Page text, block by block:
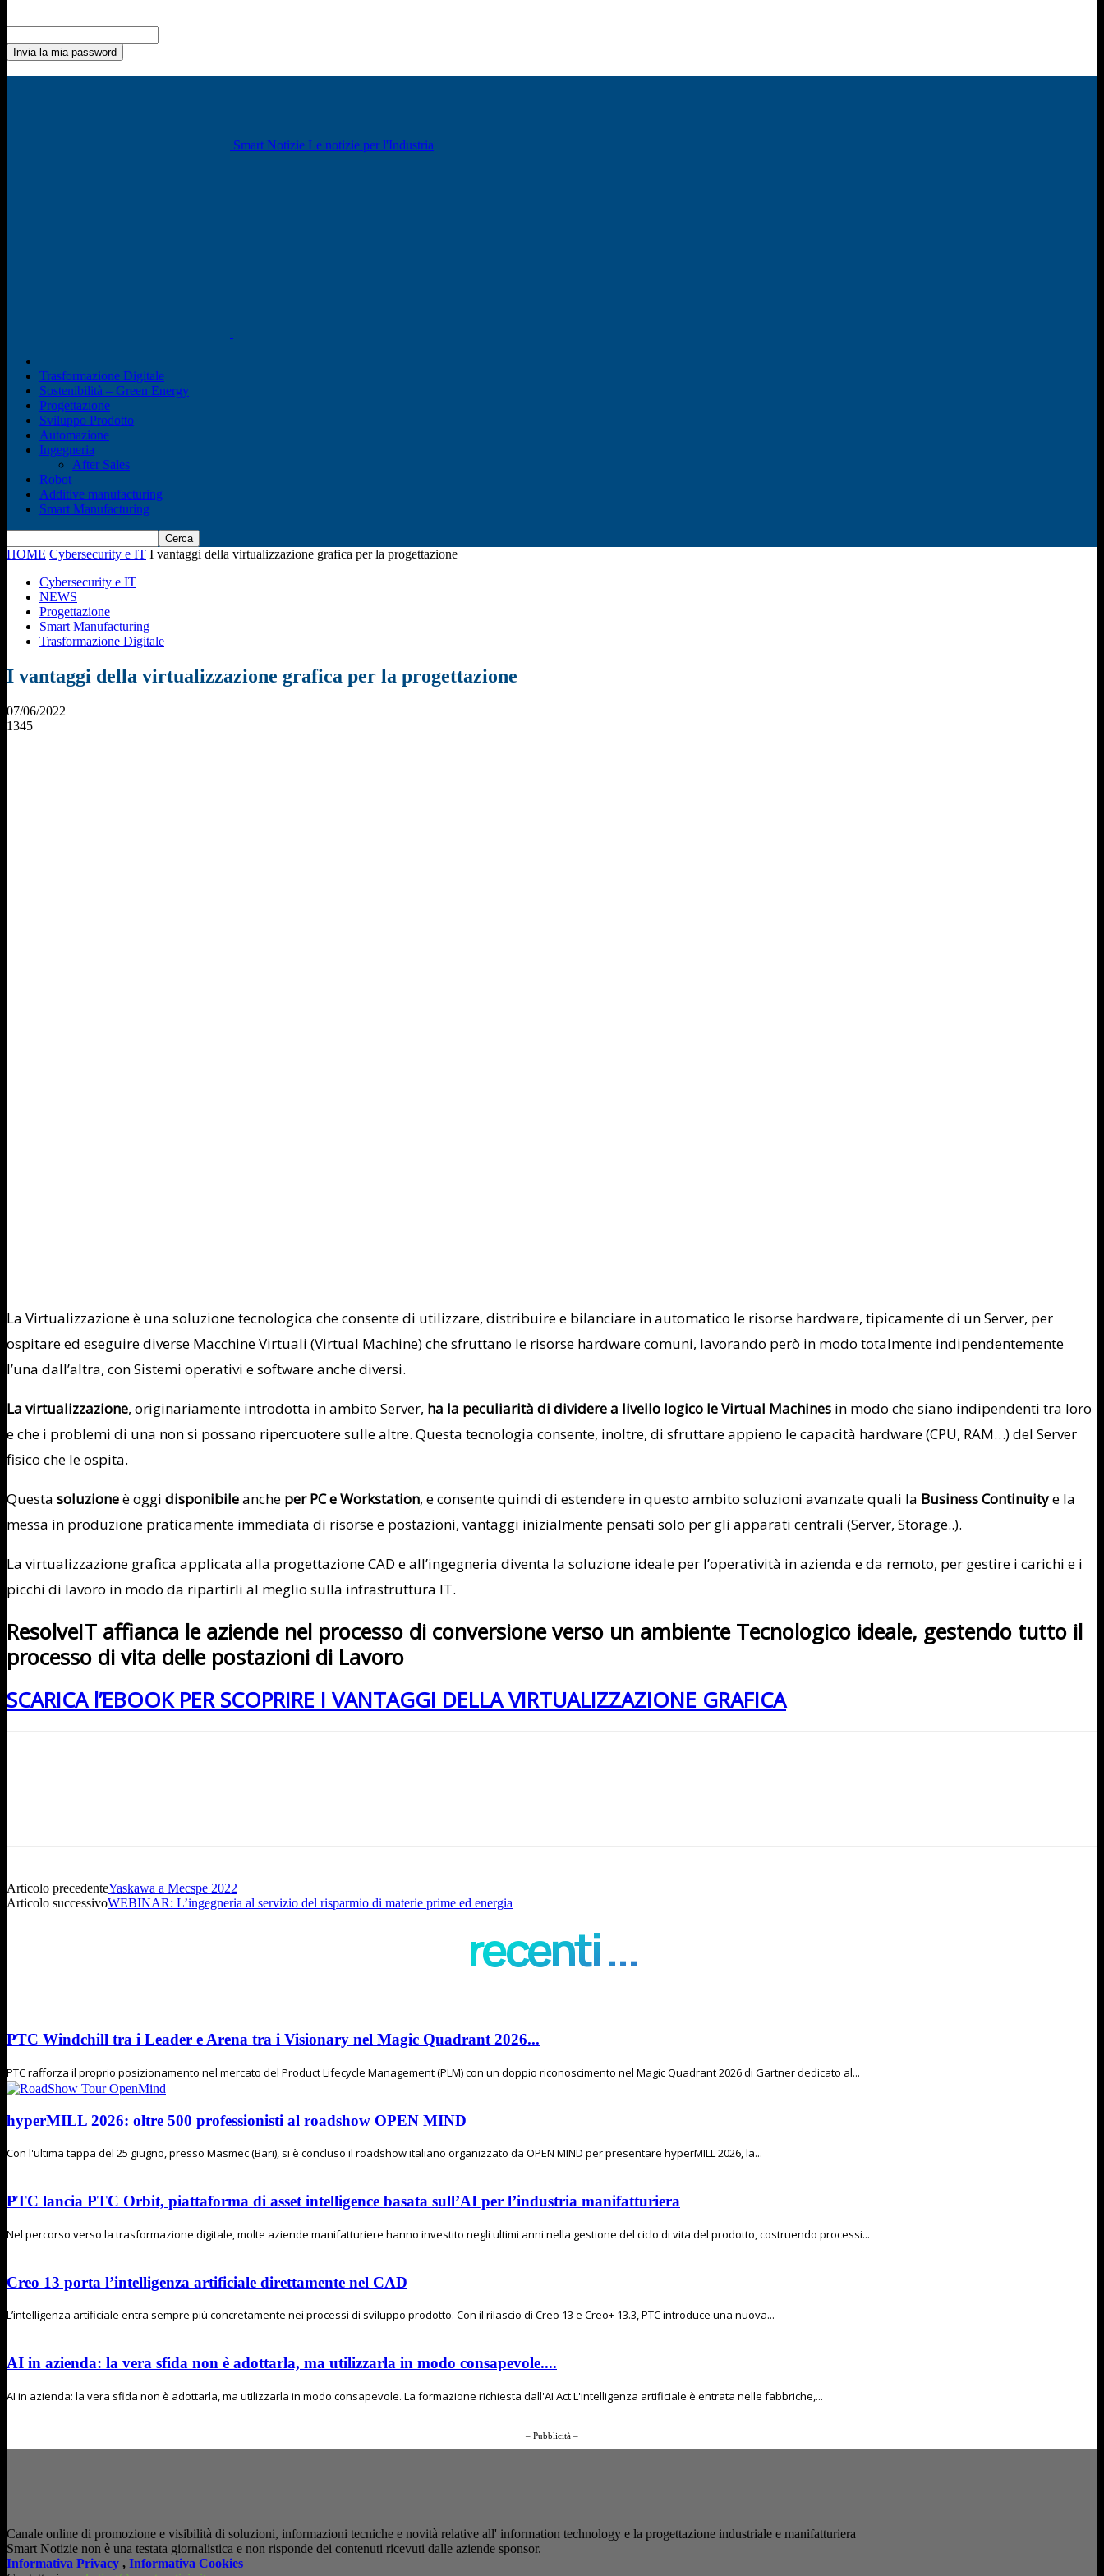
Smart Notizie Le notizie per l'Industria
Trasformazione Digitale
Sostenibilità – Green Energy
Progettazione
Sviluppo Prodotto
Automazione
Ingegneria
After Sales
Robot
Additive manufacturing
Smart Manufacturing
HOME Cybersecurity e IT I vantaggi della virtualizzazione grafica per la progettazione
Cybersecurity e IT
NEWS
Progettazione
Smart Manufacturing
Trasformazione Digitale
I vantaggi della virtualizzazione grafica per la progettazione
07/06/2022
1345
La Virtualizzazione è una soluzione tecnologica che consente di utilizzare, distribuire e bilanciare in automatico le risorse hardware, tipicamente di un Server, per
ospitare ed eseguire diverse Macchine Virtuali (Virtual Machine) che sfruttano le risorse hardware comuni, lavorando però in modo totalmente indipendentemente
l’una dall’altra, con Sistemi operativi e software anche diversi.
La virtualizzazione, originariamente introdotta in ambito Server, ha la peculiarità di dividere a livello logico le Virtual Machines in modo che siano indipendenti tra loro
e che i problemi di una non si possano ripercuotere sulle altre. Questa tecnologia consente, inoltre, di sfruttare appieno le capacità hardware (CPU, RAM…) del Server
fisico che le ospita.
Questa soluzioneè oggi disponibileanche per PC e Workstation, e consente quindi di estendere in questo ambito soluzioni avanzate quali la Business Continuitye la
messa in produzione praticamente immediata di risorse e postazioni, vantaggi inizialmente pensati solo per gli apparati centrali (Server, Storage..).
La virtualizzazione grafica applicata alla progettazione CAD e all’ingegneria diventa la soluzione ideale per l’operatività in azienda e da remoto, per gestire i carichi e i
picchi di lavoro in modo da ripartirli al meglio sulla infrastruttura IT.
ResolveIT affianca le aziende nel processo di conversione verso un ambiente Tecnologico ideale, gestendo tutto il
processo di vita delle postazioni di Lavoro
SCARICA l’EBOOK PER SCOPRIRE I VANTAGGI DELLA VIRTUALIZZAZIONE GRAFICA
Articolo precedenteYaskawa a Mecspe 2022
Articolo successivoWEBINAR: L’ingegneria al servizio del risparmio di materie prime ed energia
recenti ...
PTC Windchill tra i Leader e Arena tra i Visionary nel Magic Quadrant 2026...
PTC rafforza il proprio posizionamento nel mercato del Product Lifecycle Management (PLM) con un doppio riconoscimento nel Magic Quadrant 2026 di Gartner dedicato al...
hyperMILL 2026: oltre 500 professionisti al roadshow OPEN MIND
Con l'ultima tappa del 25 giugno, presso Masmec (Bari), si è concluso il roadshow italiano organizzato da OPEN MIND per presentare hyperMILL 2026, la...
PTC lancia PTC Orbit, piattaforma di asset intelligence basata sull’AI per l’industria manifatturiera
Nel percorso verso la trasformazione digitale, molte aziende manifatturiere hanno investito negli ultimi anni nella gestione del ciclo di vita del prodotto, costruendo processi...
Creo 13 porta l’intelligenza artificiale direttamente nel CAD
L’intelligenza artificiale entra sempre più concretamente nei processi di sviluppo prodotto. Con il rilascio di Creo 13 e Creo+ 13.3, PTC introduce una nuova...
AI in azienda: la vera sfida non è adottarla, ma utilizzarla in modo consapevole....
AI in azienda: la vera sfida non è adottarla, ma utilizzarla in modo consapevole. La formazione richiesta dall'AI Act L'intelligenza artificiale è entrata nelle fabbriche,...
– Pubblicità –
Canale online di promozione e visibilità di soluzioni, informazioni tecniche e novità relative all' information technology e la progettazione industriale e manifatturiera
Smart Notizie non è una testata giornalistica e non risponde dei contenuti ricevuti dalle aziende sponsor.
Informativa Privacy , Informativa Cookies